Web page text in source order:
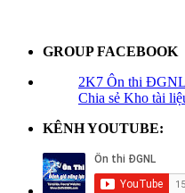
GROUP FACEBOOK
2K7 Ôn thi
Chia sẻ Kho tài
KÊNH YOUTUBE: